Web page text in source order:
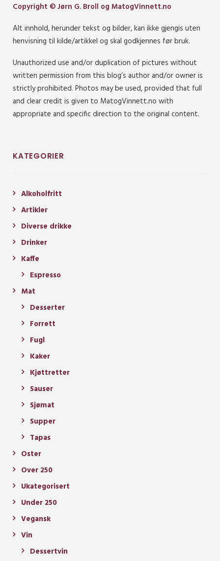
Copyright © Jørn G. Broll og MatogVinnett.no
Alt innhold, herunder tekst og bilder, kan ikke gjengis uten
henvisning til kilde/artikkel og skal godkjennes før bruk.
Unauthorized use and/or duplication of pictures without
written permission from this blog’s author and/or owner is
strictly prohibited. Photos may be used, provided that full
and clear credit is given to MatogVinnett.no with
appropriate and specific direction to the original content.
KATEGORIER
Alkoholfritt
Artikler
Diverse drikke
Drinker
Kaffe
Espresso
Mat
Desserter
Forrett
Fugl
Kaker
Kjøttretter
Sauser
Sjømat
Supper
Tapas
Oster
Over 250
Ukategorisert
Under 250
Vegansk
Vin
Dessertvin